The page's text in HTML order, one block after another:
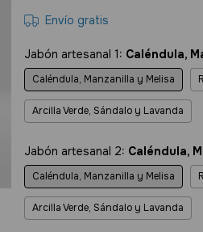
Envío gratis
Jabón artesanal 1: Caléndula,
Caléndula, Manzanilla y Melisa
Arcilla Verde, Sándalo y Lavanda
Jabón artesanal 2: Caléndula,
Caléndula, Manzanilla y Melisa
Arcilla Verde, Sándalo y Lavanda